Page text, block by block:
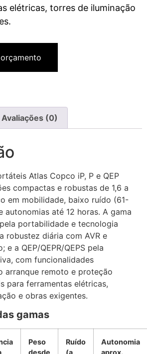
elétricas, torres de iluminação
Avaliações (0)
Atlas Copco iP, P e QEP
compactas e robustas de 1,6 a
em mobilidade, baixo ruído (61-
autonomias até 12 horas. A gama
portabilidade e tecnologia
robustez diária com AVR e
e a QEP/QEPR/QEPS pela
com funcionalidades
arranque remoto e proteção
para ferramentas elétricas,
e obras exigentes.
gamas
Peso
Ruído
Autonomia